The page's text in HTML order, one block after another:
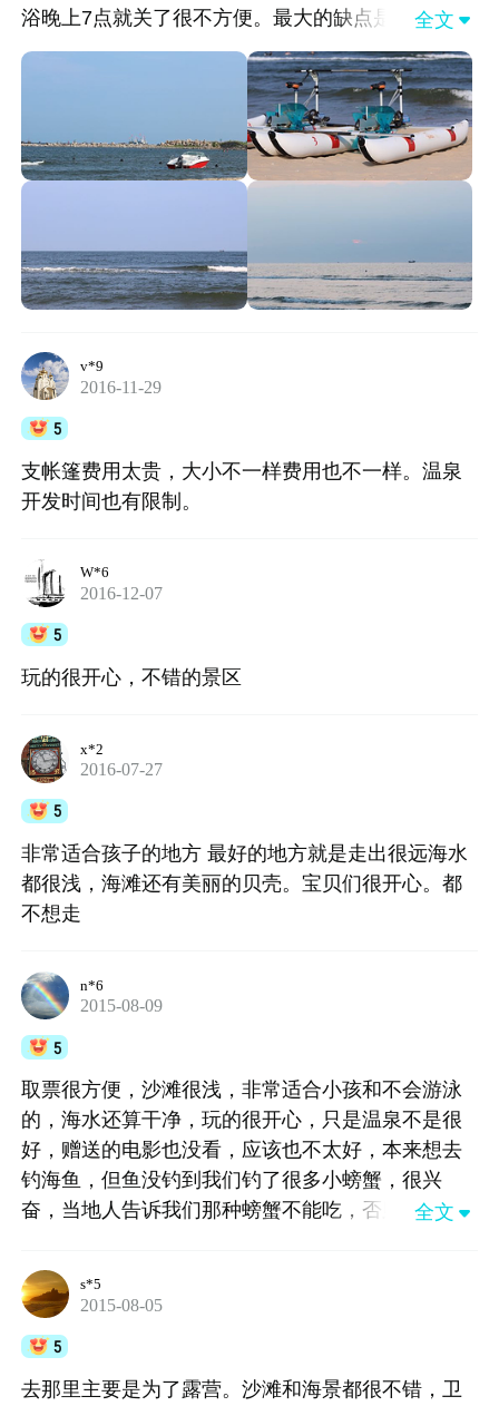
浴晚上7点就关了很不方便。最大的缺点是这段时间
在施工，所有大型机器运行到夜里2点！！！这之前
想睡觉是完全不可能的，有些过了，毕竟是景区啊
全文 
v*9
2016-11-29
5
支帐篷费用太贵，大小不一样费用也不一样。温泉
开发时间也有限制。
W*6
2016-12-07
5
玩的很开心，不错的景区
x*2
2016-07-27
5
非常适合孩子的地方 最好的地方就是走出很远海水
都很浅，海滩还有美丽的贝壳。宝贝们很开心。都
不想走
n*6
2015-08-09
5
取票很方便，沙滩很浅，非常适合小孩和不会游泳
的，海水还算干净，玩的很开心，只是温泉不是很
好，赠送的电影也没看，应该也不太好，本来想去
钓海鱼，但鱼没钓到我们钓了很多小螃蟹，很兴
奋，当地人告诉我们那种螃蟹不能吃，否则会中
全文 
s*5
2015-08-05
5
去那里主要是为了露营。沙滩和海景都很不错，卫